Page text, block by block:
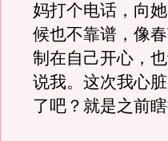
妈打个电话，向
候也不靠谱，像
制在自己开心，
说我。这次我心
了吧？就是之前瞎